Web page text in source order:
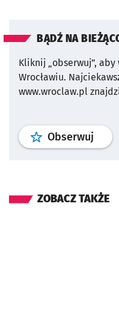
BĄDŹ NA
Kliknij „obserwuj”,
Wrocławiu.
www.wroclaw.pl
Obserwuj profil
ZOBACZ TAKŻE